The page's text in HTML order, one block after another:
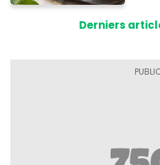
Derniers